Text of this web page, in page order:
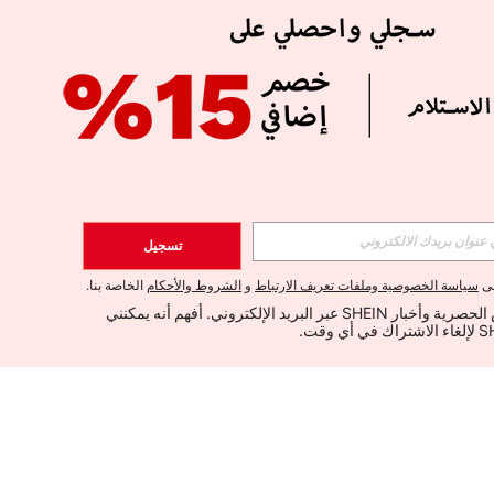
تسجيل
سياسة الخصوصية وملفات تعريف الارتباط و الشروط والأحكام الخاصة بنا.
أود تلقي العروض الحصرية وأخبار SHEIN عبر البريد الإلكتروني. أفهم أنه يمكنني